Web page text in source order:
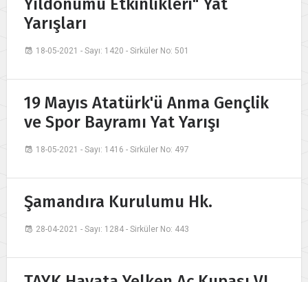
Yıldönümü Etkinlikleri" Yat
Yarışları
18-05-2021 - Sayı: 1420 - Sirküler No: 501
19 Mayıs Atatürk'ü Anma Gençlik
ve Spor Bayramı Yat Yarışı
18-05-2021 - Sayı: 1416 - Sirküler No: 497
Şamandıra Kurulumu Hk.
28-04-2021 - Sayı: 1284 - Sirküler No: 443